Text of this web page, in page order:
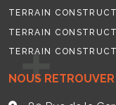
NOUS RETROUVER
TERRAIN
TERRAIN
TERRAIN